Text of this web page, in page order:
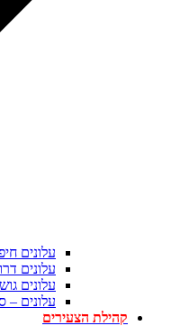
עלונים
עלונים
עלונים
עלונים –
קהילת הצעירים